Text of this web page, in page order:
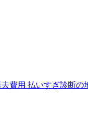
去費用 払いすぎ診断の